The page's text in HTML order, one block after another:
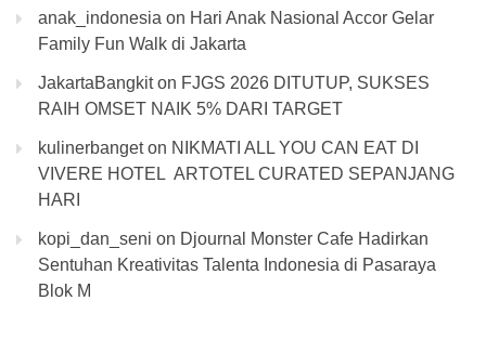
anak_indonesia on Hari Anak Nasional Accor Gelar
Family Fun Walk di Jakarta
JakartaBangkiton FJGS 2026 DITUTUP, SUKSES
RAIH OMSET NAIK 5% DARI TARGET
kulinerbangeton NIKMATI ALL YOU CAN EAT DI
VIVERE HOTEL ARTOTEL CURATED SEPANJANG
HARI
kopi_dan_seni on Djournal Monster Cafe Hadirkan
Sentuhan Kreativitas Talenta Indonesia di Pasaraya
Blok M